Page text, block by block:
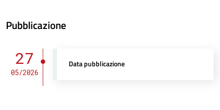
Pubblicazione
27
05/2026
Data pubblicazione